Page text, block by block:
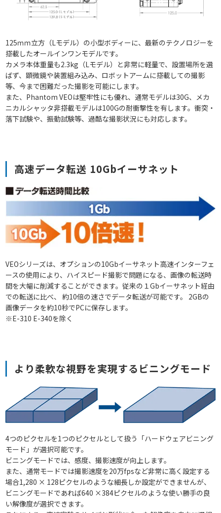
125ｍｍ立方（Lモデル）の小型ボディーに、最新のテクノロジーを
搭載したオールインワンモデルです。
カメラ本体重量も2.3kg（Lモデル）と非常に軽量で、設置場所を選
ばず、顕微鏡や装置組み込み、ロボットアームに搭載しての撮影
等、今まで困難だった撮影を可能にします。
また、Phantom VEOは堅牢性にも優れ、通常モデルは30G、メカ
ニカルシャッタ非搭載モデルは100Gの耐衝撃性を有します。衝突・
落下試験や、振動試験等、過酷な撮影状況にも対応します。
高速データ転送 10Gbイーサネット
VEOシリーズは、オプションの10Gbイーサネット高速インターフェ
ースの使用により、ハイスピード撮影で問題になる、画像の転送時
間を大幅に削減することができます。従来の１Gbイーサネット経由
での転送に比べ、 約10倍の速さでデータ転送が可能です。 2GBの
画像データを約10秒でPCに保存します。
※E-310 E-340を除く
より柔軟な視野を実現するビニングモード
4つのピクセルを1つのピクセルとして扱う「ハードウェアビニング
モード」が選択可能です。
ビニングモードでは、感度、撮影速度が向上します。
また、通常モードでは撮影速度を20万fpsなど非常に高く設定する
場合1,280 × 128ピクセルのような細長しか設定ができませんが、
ビニングモードであれば640 ×384ピクセルのような使い勝手の良
い解像度が選択できます。